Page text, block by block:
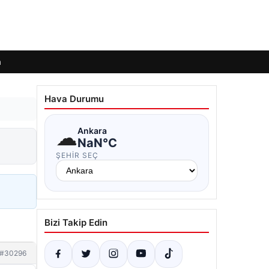
#30296
Hava Durumu
☁Ankara
NaN°C
ŞEHIR SEÇ
Bizi Takip Edin